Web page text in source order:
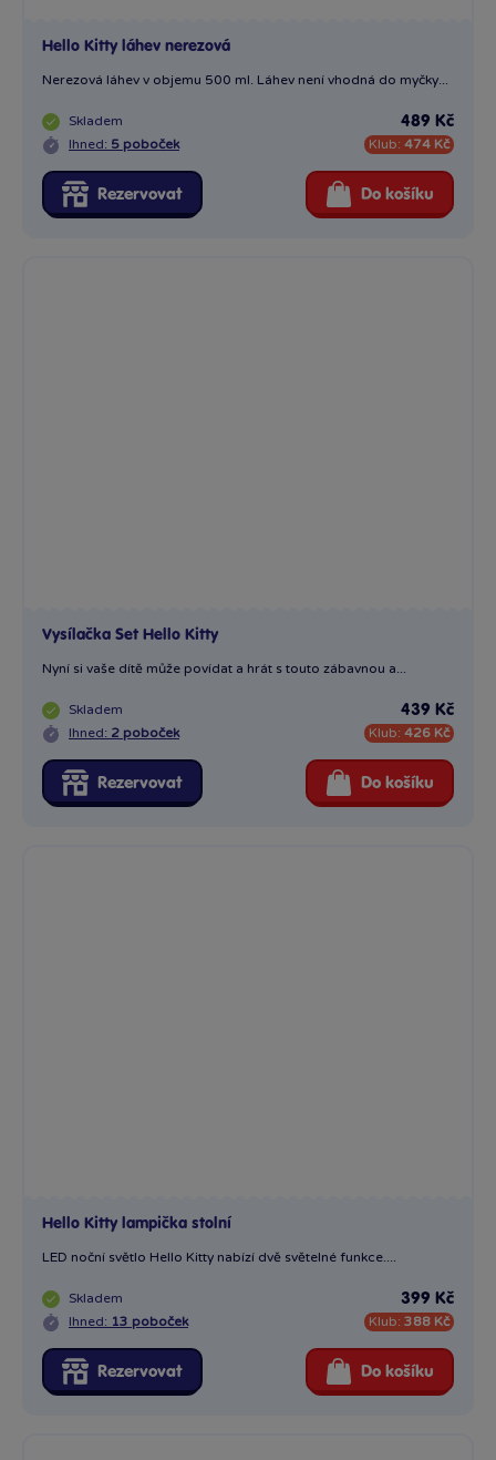
Hello Kitty láhev nerezová
Nerezová láhev v objemu 500 ml. Láhev není vhodná do myčky...
Skladem
Ihned: 5 poboček
489 Kč
Klub: 474 Kč
Rezervovat Do košíku
Vysílačka Set Hello Kitty
Nyní si vaše dítě může povídat a hrát s touto zábavnou a...
Skladem
Ihned: 2 poboček
439 Kč
Klub: 426 Kč
Rezervovat Do košíku
Hello Kitty lampička stolní
LED noční světlo Hello Kitty nabízí dvě světelné funkce....
Skladem
Ihned: 13 poboček
399 Kč
Klub: 388 Kč
Rezervovat Do košíku